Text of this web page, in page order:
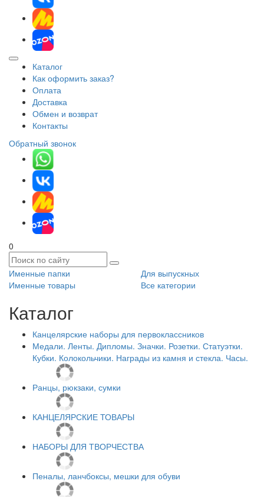
Каталог
Как оформить заказ?
Оплата
Доставка
Обмен и возврат
Контакты
Обратный звонок
0
Именные папки
Для выпускных
Именные товары
Все категории
Каталог
Канцелярские наборы для первоклассников
Медали. Ленты. Дипломы. Значки. Розетки. Статуэтки.
Кубки. Колокольчики. Награды из камня и стекла. Часы.
Ранцы, рюкзаки, сумки
КАНЦЕЛЯРСКИЕ ТОВАРЫ
НАБОРЫ ДЛЯ ТВОРЧЕСТВА
Пеналы, ланчбоксы, мешки для обуви